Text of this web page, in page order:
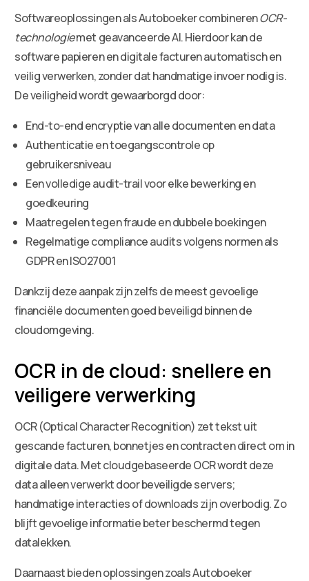
Softwareoplossingen als Autoboeker combinerenOCR-
technologiemet geavanceerde AI. Hierdoor kan de
software papieren en digitale facturen automatisch en
veilig verwerken, zonder dat handmatige invoer nodig is.
De veiligheid wordt gewaarborgd door:
End-to-end encryptie van alle documenten en data
Authenticatie en toegangscontrole op
gebruikersniveau
Een volledige audit-trail voor elke bewerking en
goedkeuring
Maatregelen tegen fraude en dubbele boekingen
Regelmatige compliance audits volgens normen als
GDPR en ISO27001
Dankzij deze aanpak zijn zelfs de meest gevoelige
financiële documenten goed beveiligd binnen de
cloudomgeving.
OCR in de cloud: snellere en
veiligere verwerking
OCR (Optical Character Recognition) zet tekst uit
gescande facturen, bonnetjes en contracten direct om in
digitale data. Met cloudgebaseerde OCR wordt deze
data alleen verwerkt door beveiligde servers;
handmatige interacties of downloads zijn overbodig. Zo
blijft gevoelige informatie beter beschermd tegen
datalekken.
Daarnaast bieden oplossingen zoals Autoboeker